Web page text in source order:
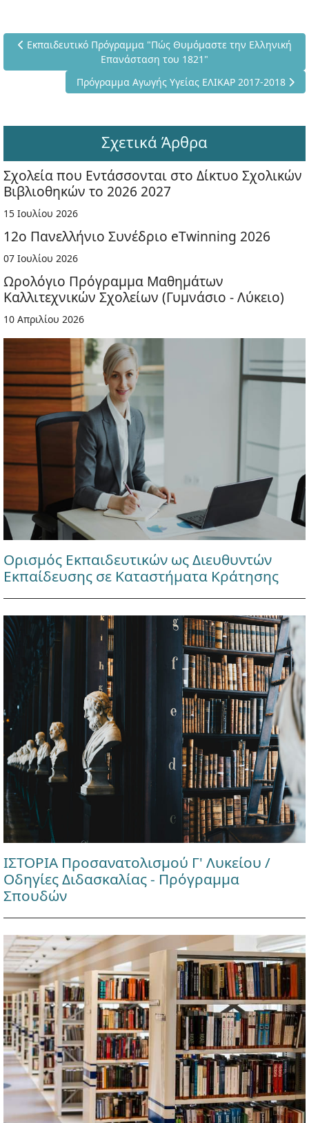
Προηγούμενο άρθρο: Εκπαιδευτικό Πρόγραμμα "Πώς
Εκπαιδευτικό Πρόγραμμα "Πώς Θυμόμαστε την Ελληνική
Επανάσταση του 1821"
Επόμενο άρθρο: Πρόγραμμα Αγωγής Υγείας
Πρόγραμμα Αγωγής Υγείας ΕΛΙΚΑΡ 2017-2018
Σχετικά Άρθρα
Σχολεία που Εντάσσονται στο Δίκτυο Σχολικών
Βιβλιοθηκών το 2026 2027
15 Ιουλίου 2026
12ο Πανελλήνιο Συνέδριο eTwinning 2026
07 Ιουλίου 2026
Ωρολόγιο Πρόγραμμα Μαθημάτων
Καλλιτεχνικών Σχολείων (Γυμνάσιο - Λύκειο)
10 Απριλίου 2026
Ορισμός Εκπαιδευτικών ως Διευθυντών
Εκπαίδευσης σε Καταστήματα Κράτησης
ΙΣΤΟΡΙΑ Προσανατολισμού Γ' Λυκείου /
Οδηγίες Διδασκαλίας - Πρόγραμμα
Σπουδών